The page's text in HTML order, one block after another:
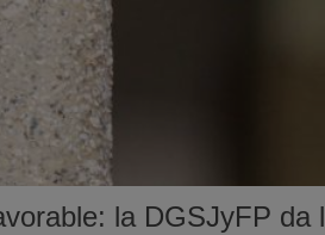
la DGSJyFP